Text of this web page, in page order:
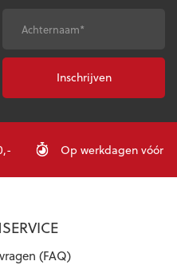
worden
productpagina
Achternaam*
Op werkdagen vóór
(FAQ)